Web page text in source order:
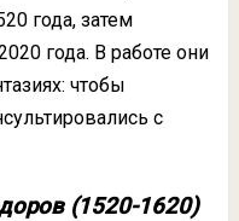
года, затем
года. В работе они
чтобы
с
(1520-1620)